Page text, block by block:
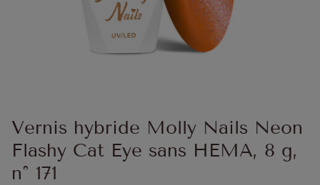
Vernis hybride Molly Nails Neon
Flashy Cat Eye sans HEMA, 8 g,
n° 171